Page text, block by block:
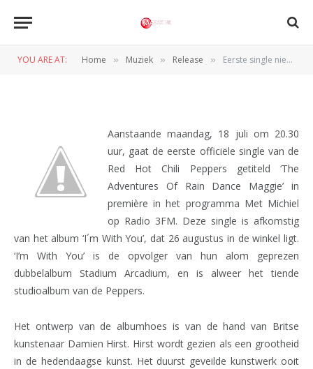
YOU ARE AT: Home » Muziek » Release » Eerste single nieuw album Red Hot Chili Peppers
Eerste single nieuw album Red
Aanstaande maandag, 18 juli om 20.30
uur, gaat de eerste officiële single van de
Red Hot Chili Peppers getiteld ‘The
Adventures Of Rain Dance Maggie’ in
première in het programma Met Michiel
op Radio 3FM. Deze single is afkomstig
van het album ‘I´m With You’, dat 26 augustus in de winkel ligt.
‘I’m With You’ is de opvolger van hun alom geprezen
dubbelalbum Stadium Arcadium, en is alweer het tiende
studioalbum van de Peppers.
Het ontwerp van de albumhoes is van de hand van Britse
kunstenaar Damien Hirst. Hirst wordt gezien als een grootheid
in de hedendaagse kunst. Het duurst geveilde kunstwerk ooit